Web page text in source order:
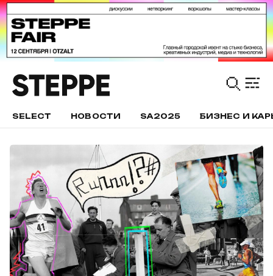
SELECT НОВОСТИ SA2025 БИЗНЕС И